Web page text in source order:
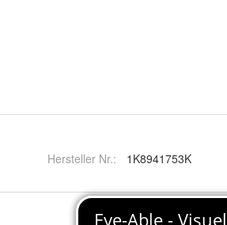
Hersteller Nr.: 1K8941753K